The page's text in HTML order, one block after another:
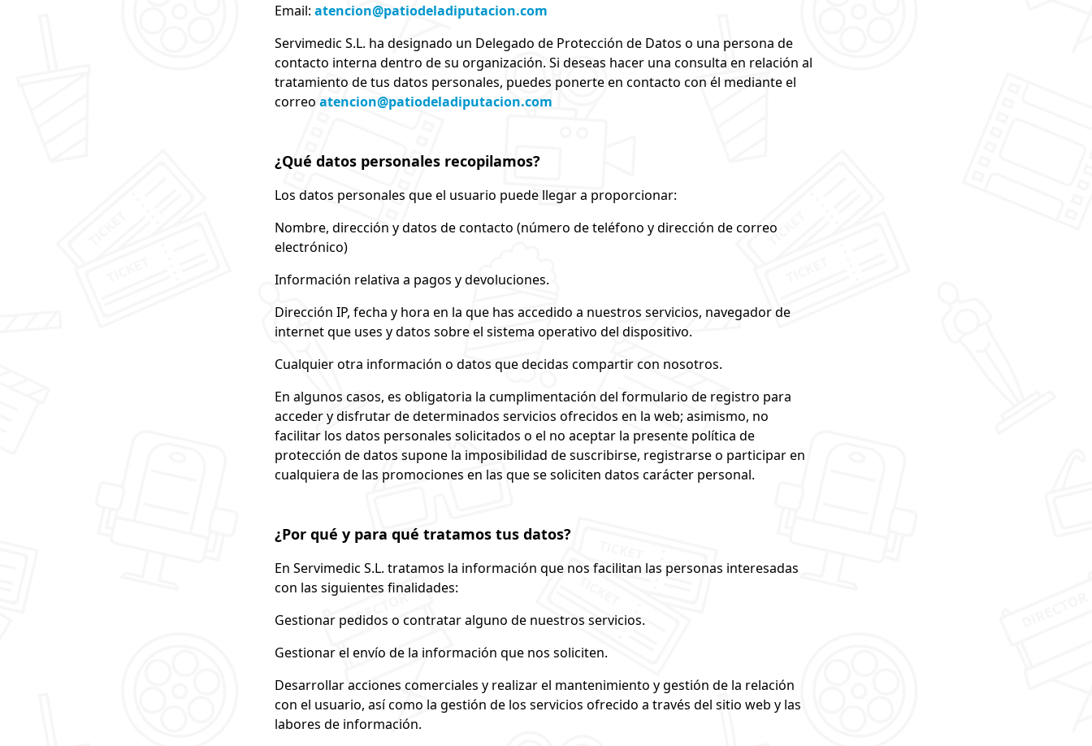
Email: atencion@patiodeladiputacion.com
Servimedic S.L. ha designado un Delegado de Protección de Datos o una persona de
contacto interna dentro de su organización. Si deseas hacer una consulta en relación al
tratamiento de tus datos personales, puedes ponerte en contacto con él mediante el
correo atencion@patiodeladiputacion.com
¿Qué datos personales recopilamos?
Los datos personales que el usuario puede llegar a proporcionar:
Nombre, dirección y datos de contacto (número de teléfono y dirección de correo
electrónico)
Información relativa a pagos y devoluciones.
Dirección IP, fecha y hora en la que has accedido a nuestros servicios, navegador de
internet que uses y datos sobre el sistema operativo del dispositivo.
Cualquier otra información o datos que decidas compartir con nosotros.
En algunos casos, es obligatoria la cumplimentación del formulario de registro para
acceder y disfrutar de determinados servicios ofrecidos en la web; asimismo, no
facilitar los datos personales solicitados o el no aceptar la presente política de
protección de datos supone la imposibilidad de suscribirse, registrarse o participar en
cualquiera de las promociones en las que se soliciten datos carácter personal.
¿Por qué y para qué tratamos tus datos?
En Servimedic S.L. tratamos la información que nos facilitan las personas interesadas
con las siguientes finalidades:
Gestionar pedidos o contratar alguno de nuestros servicios.
Gestionar el envío de la información que nos soliciten.
Desarrollar acciones comerciales y realizar el mantenimiento y gestión de la relación
con el usuario, así como la gestión de los servicios ofrecido a través del sitio web y las
labores de información.